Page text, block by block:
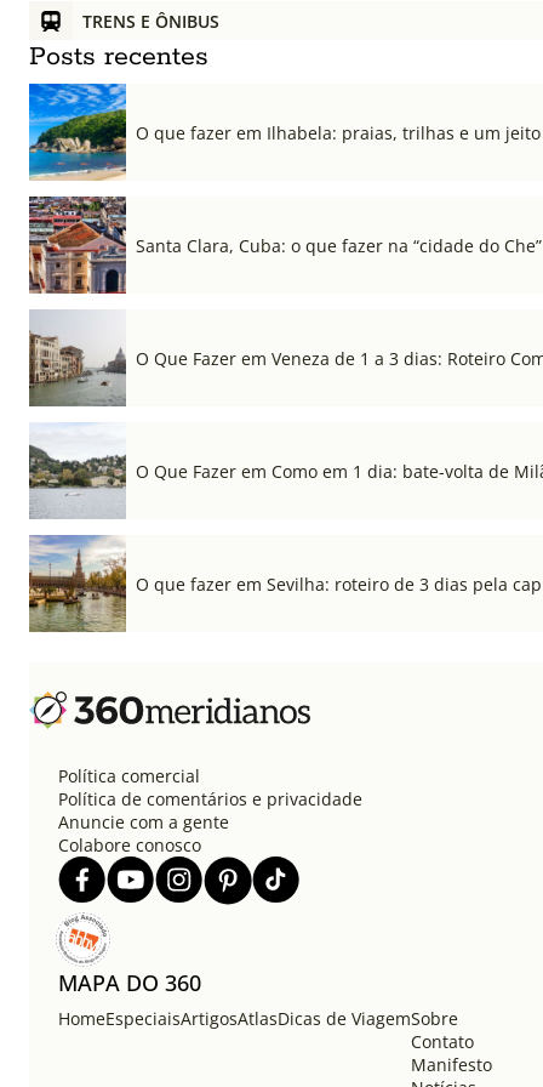
TRENS E ÔNIBUS
Posts recentes
O que fazer em Ilhabela: praias, trilhas e um
Santa Clara, Cuba: o que fazer na “cidade do Che”
O Que Fazer em Veneza de 1 a 3 dias: Roteiro
O Que Fazer em Como em 1 dia: bate-volta de
O que fazer em Sevilha: roteiro de 3 dias pela
Política comercial
Política de comentários e privacidade
Anuncie com a gente
Colabore conosco
MAPA DO 360
HomeEspeciaisArtigosAtlasDicas de ViagemSobre
Contato
Manifesto